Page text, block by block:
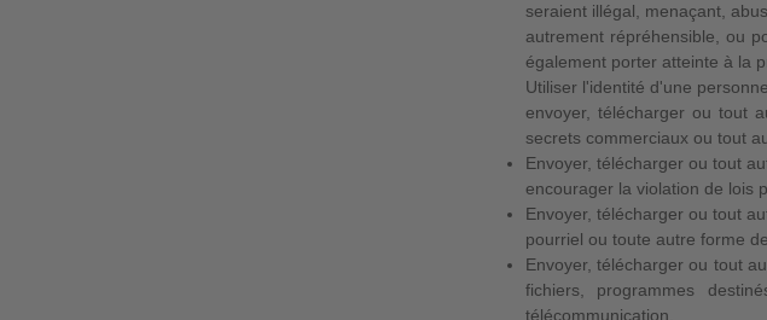
seraient illégal, menaçant,
autrement répréhensible, ou
également porter atteinte à la
Utiliser l'identité d'une
envoyer, télécharger ou tout
secrets commerciaux ou tout
Envoyer, télécharger ou tout
encourager la violation de lois
Envoyer, télécharger ou tout
pourriel ou toute autre forme
Envoyer, télécharger ou tout
fichiers, programmes
télécommunication.